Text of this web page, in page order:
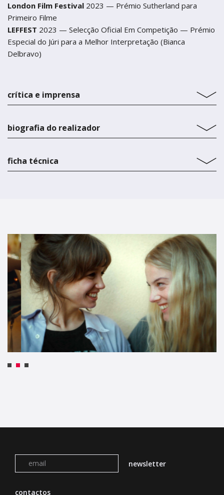
London Film Festival 2023 — Prémio Sutherland para
Primeiro Filme
LEFFEST 2023 — Selecção Oficial Em Competição — Prémio
Especial do Júri para a Melhor Interpretação (Bianca
Delbravo)
crítica e imprensa
biografia do realizador
ficha técnica
contactos